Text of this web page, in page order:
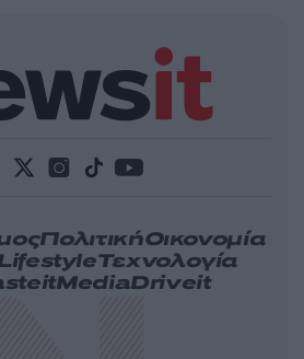
ΠολιτικήΟικονομία
Τεχνολογία
MediaDriveit